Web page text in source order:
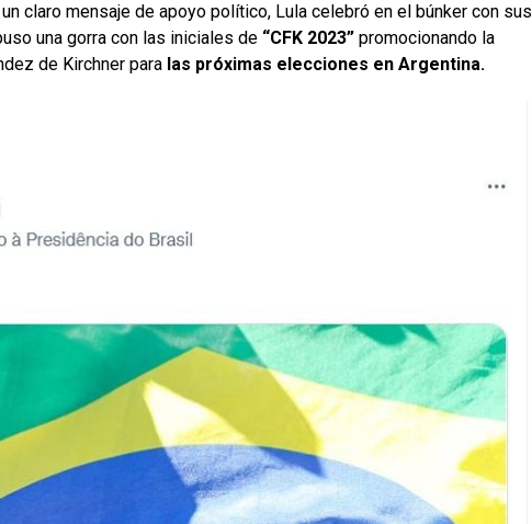
claro mensaje de apoyo político, Lula celebró en el búnker con sus
una gorra con las iniciales de “CFK 2023” promocionando la
de Kirchner para las próximas elecciones en Argentina.